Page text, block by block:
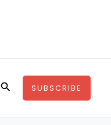
Rechercher
SUBSCRIBE